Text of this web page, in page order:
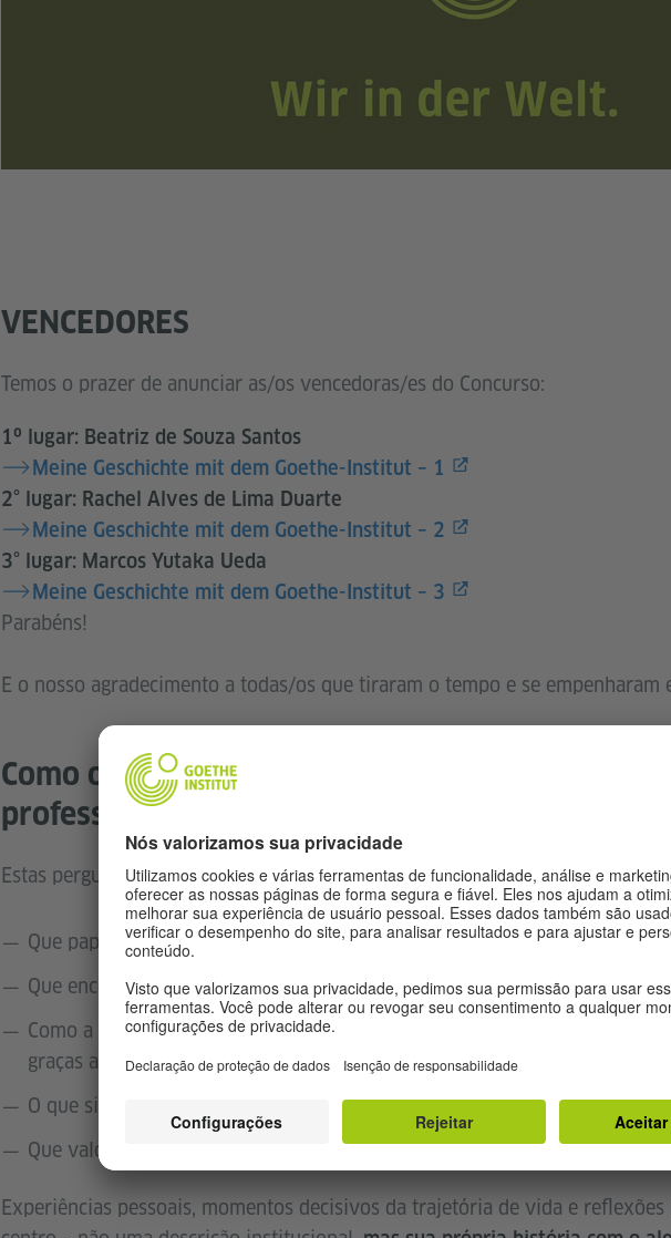
VENCEDORES
Temos o prazer de anunciar as/os vencedoras/es do Concurso:
1º lugar: Beatriz de Souza Santos
Meine Geschichte mit dem Goethe-Institut – 1
2° lugar: Rachel Alves de Lima Duarte
Meine Geschichte mit dem Goethe-Institut – 2
3° lugar: Marcos Yutaka Ueda
Meine Geschichte mit dem Goethe-Institut – 3
Parabéns!
E o nosso agradecimento a todas/os que tiraram o tempo e se empenharam
Como o Goethe-Institut marcou minha
professor/a de alemão como língua estrangeira?
Estas perguntas podem servir de inspiração:
Que papel o Goethe-Institut desempenhou na minha formação ou
Que encontros, cursos de aperfeiçoamento, materiais ou experiências
Como a minha compreensão da língua, do multilinguismo ou do ensino
graças ao Goethe-Institut?
O que significa para mim hoje “ensinar alemão” – e qual foi a influência
Que valores, impulsos ou redes associo ao Goethe-Institut?
Experiências pessoais, momentos decisivos da trajetória de vida e